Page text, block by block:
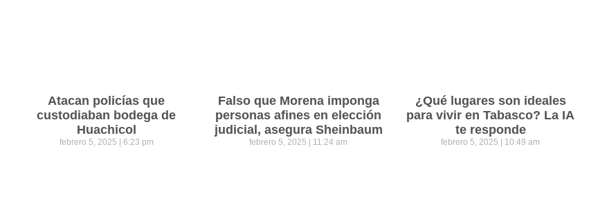
Atacan policías que
custodiaban bodega de
Huachicol
febrero 5, 2025 6:23 pm
Falso que Morena imponga
personas afines en elección
judicial, asegura Sheinbaum
febrero 5, 2025 11:24 am
¿Qué lugares son ideales
para vivir en Tabasco? La IA
te responde
febrero 5, 2025 10:49 am